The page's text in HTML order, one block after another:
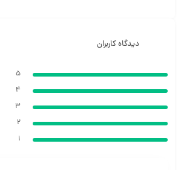
دیدگاه کاربران
5
4
3
2
1